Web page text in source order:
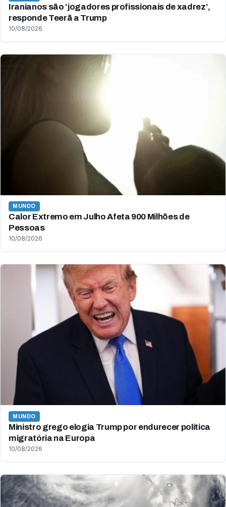
Iranianos são ‘jogadores profissionais de xadrez’,
responde Teerã a Trump
10/08/2026
MUNDO
Calor Extremo em Julho Afeta 900 Milhões de
Pessoas
10/08/2026
MUNDO
Ministro grego elogia Trump por endurecer política
migratória na Europa
10/08/2026